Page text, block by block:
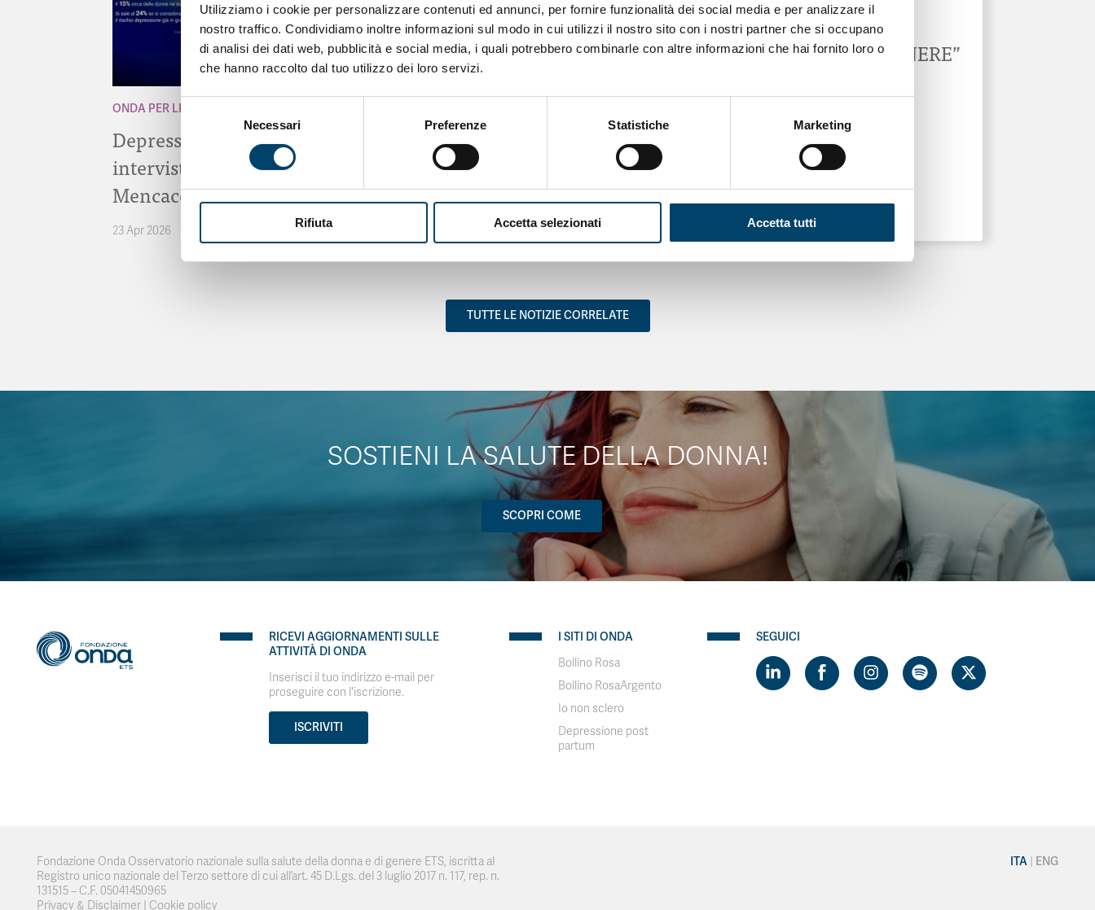
Utilizziamo i cookie per personalizzare contenuti ed annunci, per fornire funzionalità dei social media e per analizzare il
nostro traffico. Condividiamo inoltre informazioni sul modo in cui utilizzi il nostro sito con i nostri partner che si occupano
di analisi dei dati web, pubblicità e social media, i quali potrebbero combinarle con altre informazioni che hai fornito loro o
che hanno raccolto dal tuo utilizzo dei loro servizi.
Selezione
consenso
Necessari Preferenze Statistiche Marketing
Rifiuta Accetta selezionati Accetta tutti
ONDA PER LE DONNE
Depressione Post Partum:
intervista al Prof. Claudio
Mencacci
23 Apr 2026
LE DONNE
Salu’. Dal dialogo alla cura
NEWSLETTER
“MEDICINA DI GENERE”
TUTTE LE NOTIZIE CORRELATE
SOSTIENI LA SALUTE DELLA DONNA!
SCOPRI COME
RICEVI AGGIORNAMENTI SULLE
ATTIVITÀ DI ONDA
Inserisci il tuo indirizzo e-mail per
proseguire con l'iscrizione.
ISCRIVITI
I SITI DI ONDA
Bollino Rosa
Bollino RosaArgento
Io non sclero
Depressione post
partum
SEGUICI
Fondazione Onda Osservatorio nazionale sulla salute della donna e di genere ETS, iscritta al
Registro unico nazionale del Terzo settore di cui all’art. 45 D.Lgs. del 3 luglio 2017 n. 117, rep. n.
131515 – C.F. 05041450965
Privacy & Disclaimer
Cookie policy
ITA ENG